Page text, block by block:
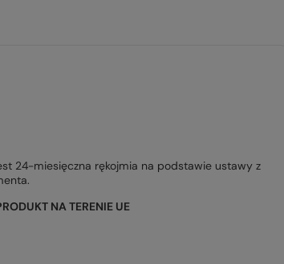
24-miesięczna rękojmia na podstawie ustawy z
NA TERENIE UE